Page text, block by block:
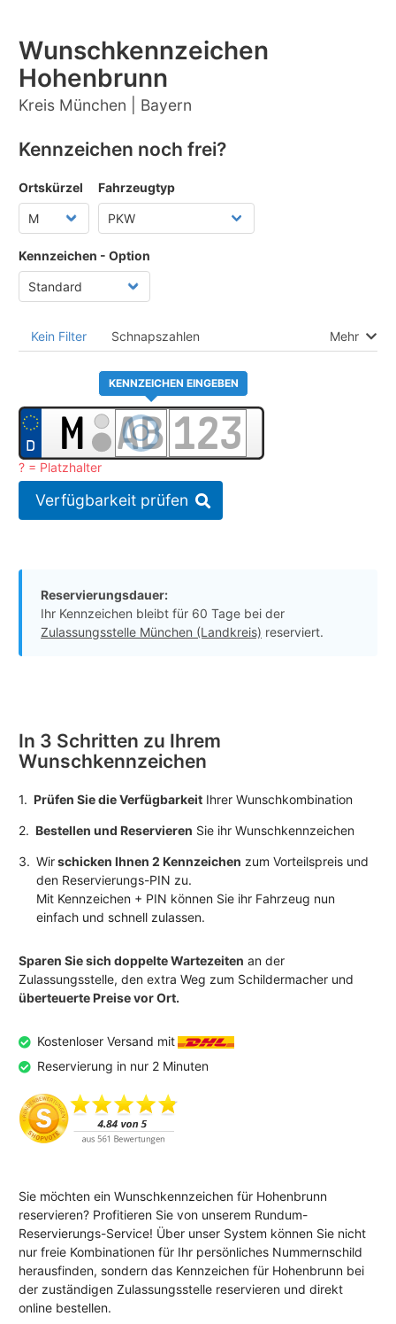
Wunschkennzeichen
Hohenbrunn
Kreis München | Bayern
Kennzeichen noch frei?
Ortskürzel Fahrzeugtyp
Kennzeichen - Option
Kein Filter Schnapszahlen Mehr
KENNZEICHEN EINGEBEN
? = Platzhalter
Verfügbarkeit prüfen
Reservierungsdauer:
Ihr Kennzeichen bleibt für 60 Tage bei der
Zulassungsstelle München (Landkreis) reserviert.
In 3 Schritten zu Ihrem
Wunschkennzeichen
1. Prüfen Sie die Verfügbarkeit Ihrer Wunschkombination
2. Bestellen und Reservieren Sie ihr Wunschkennzeichen
3. Wirschicken Ihnen 2 Kennzeichen zum Vorteilspreis und
den Reservierungs-PIN zu.
Mit Kennzeichen + PIN können Sie ihr Fahrzeug nun
einfach und schnell zulassen.
Sparen Sie sich doppelte Wartezeiten an der
Zulassungsstelle, den extra Weg zum Schildermacher und
überteuerte Preise vor Ort.
Kostenloser Versand mit
Reservierung in nur 2 Minuten
Sie möchten ein Wunschkennzeichen für Hohenbrunn
reservieren? Profitieren Sie von unserem Rundum-
Reservierungs-Service! Über unser System können Sie nicht
nur freie Kombinationen für Ihr persönliches Nummernschild
herausfinden, sondern das Kennzeichen für Hohenbrunn bei
der zuständigen Zulassungsstelle reservieren und direkt
online bestellen.